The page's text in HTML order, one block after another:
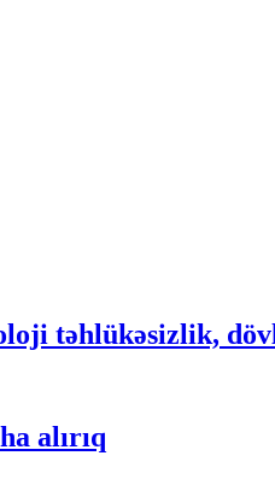
təhlükəsizlik,
alırıq